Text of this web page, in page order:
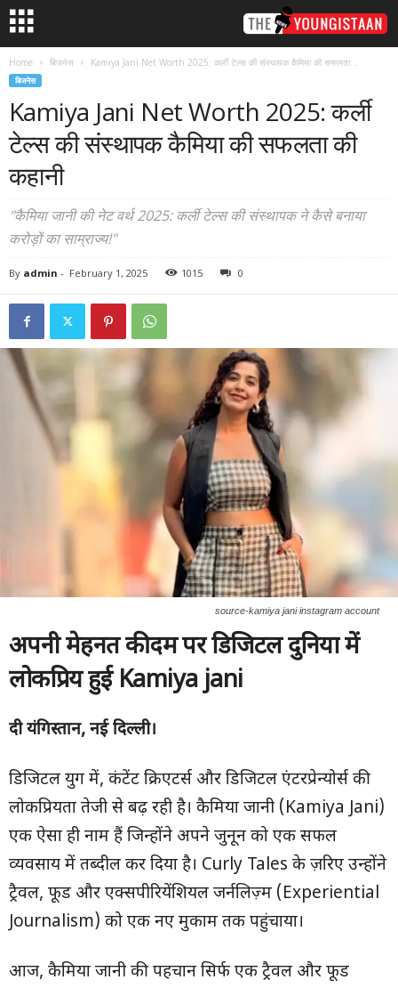
Home बिजनेस Kamiya Jani Net Worth 2025: कर्ली टेल्स की संस्थापक कैमिया की सफलता...
बिजनेस
Kamiya Jani Net Worth 2025: कर्ली
टेल्स की संस्थापक कैमिया की सफलता की
कहानी
"कैमिया जानी की नेट वर्थ 2025: कर्ली टेल्स की संस्थापक ने कैसे बनाया
करोड़ों का साम्राज्य!"
By admin - February 1, 2025 1015 0
source-kamiya jani instagram account
अपनी मेहनत की दम पर डिजिटल दुनिया में
लोकप्रिय हुई Kamiya jani
दी यंगिस्तान, नई दिल्ली।
डिजिटल युग में, कंटेंट क्रिएटर्स और डिजिटल एंटरप्रेन्योर्स की
लोकप्रियता तेजी से बढ़ रही है। कैमिया जानी (Kamiya Jani)
एक ऐसा ही नाम हैं जिन्होंने अपने जुनून को एक सफल
व्यवसाय में तब्दील कर दिया है। Curly Tales के ज़रिए उन्होंने
ट्रैवल, फूड और एक्सपीरियेंशियल जर्नलिज़्म (Experiential
Journalism) को एक नए मुकाम तक पहुंचाया।
आज, कैमिया जानी की पहचान सिर्फ एक ट्रैवल और फूड